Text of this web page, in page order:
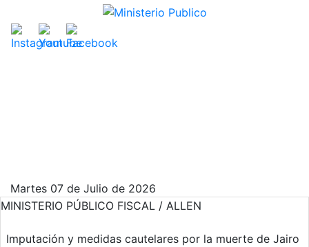
Martes 07 de Julio de 2026
MINISTERIO PÚBLICO FISCAL / ALLEN
Imputación y medidas cautelares por la muerte de Jairo